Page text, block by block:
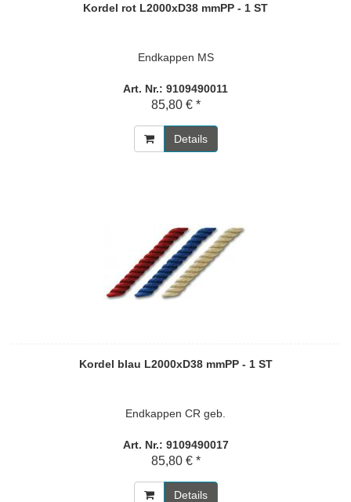
Kordel rot L2000xD38 mmPP - 1 ST
Endkappen MS
Art. Nr.: 9109490011
85,80 € *
Details
Kordel blau L2000xD38 mmPP - 1 ST
Endkappen CR geb.
Art. Nr.: 9109490017
85,80 € *
Details